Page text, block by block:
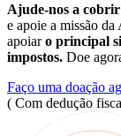
Ajude-nos a
e apoie a missão
apoiaro principal
impostos. Doe
Faço uma doação
( Com dedução